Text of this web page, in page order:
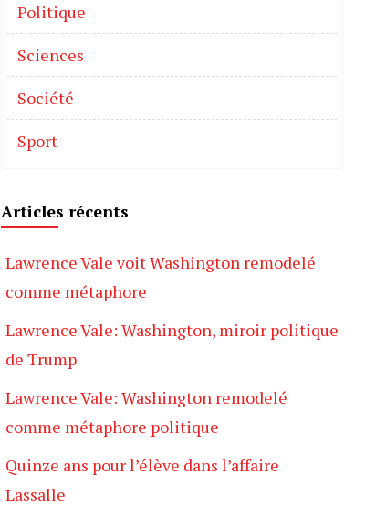
Politique
Sciences
Société
Sport
Articles récents
Lawrence Vale voit Washington remodelé
comme métaphore
Lawrence Vale: Washington, miroir politique
de Trump
Lawrence Vale: Washington remodelé
comme métaphore politique
Quinze ans pour l’élève dans l’affaire
Lassalle